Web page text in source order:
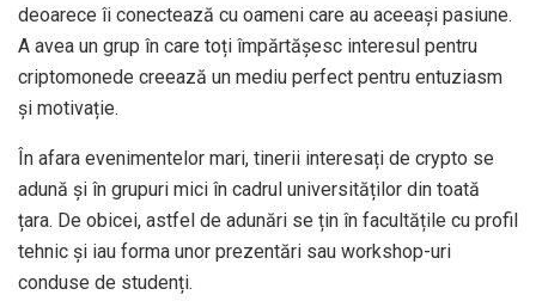
deoarece îi conectează cu oameni care au aceeași pasiune.
A avea un grup în care toți împărtășesc interesul pentru
criptomonede creează un mediu perfect pentru entuziasm
și motivație.
În afara evenimentelor mari, tinerii interesați de crypto se
adună și în grupuri mici în cadrul universităților din toată
țara. De obicei, astfel de adunări se țin în facultățile cu profil
tehnic și iau forma unor prezentări sau workshop-uri
conduse de studenți.